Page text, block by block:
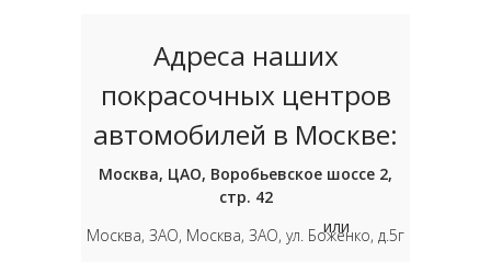
Адреса наших
покрасочных центров
автомобилей в Москве:
Москва, ЦАО, Воробьевское шоссе 2,
стр. 42
Москва, ЗАО, Москва, ЗАО, ул. Боженко, д.5г
или